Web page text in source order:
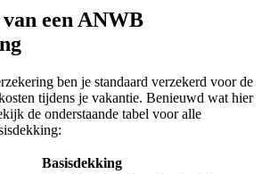
een ANWB
ben je standaard verzekerd voor de
tijdens je vakantie. Benieuwd wat hier
de onderstaande tabel voor alle
Basisdekking